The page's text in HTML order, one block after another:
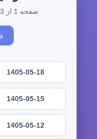
صفحه 1 از 343 | مجموع 3426 آرشیو
1405-05-18
1405-05-15
1405-05-12